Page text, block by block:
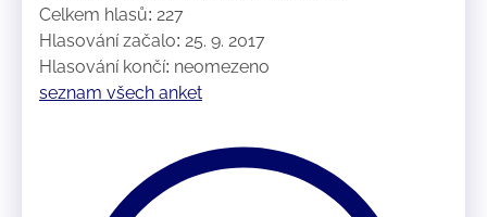
Celkem hlasů: 227
Hlasování začalo: 25. 9. 2017
Hlasování končí: neomezeno
seznam všech anket